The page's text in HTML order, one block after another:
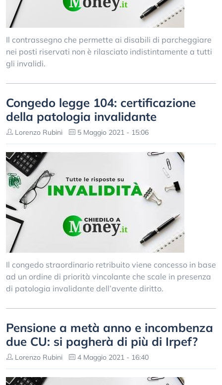
Il contrassegno che permette ai disabili di parcheggiare
nei posti riservati non è rilasciato indistintamente a tutti
gli invalidi.
Congedo legge 104: certificazione
della patologia invalidante
Lorenzo Rubini 5 Maggio 2021 - 15:06
Il congedo straordinario retribuito viene concesso in base
ad un ordine di priorità vincolante che scale in presenza
di patologia invalidante dell’avente diritto.
Pensione a metà anno e incombenza
due CU: si pagherà di più di Irpef?
Lorenzo Rubini 4 Maggio 2021 - 16:40